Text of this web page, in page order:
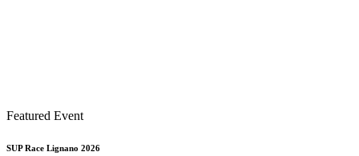
Featured Event
SUP Race Lignano 2026